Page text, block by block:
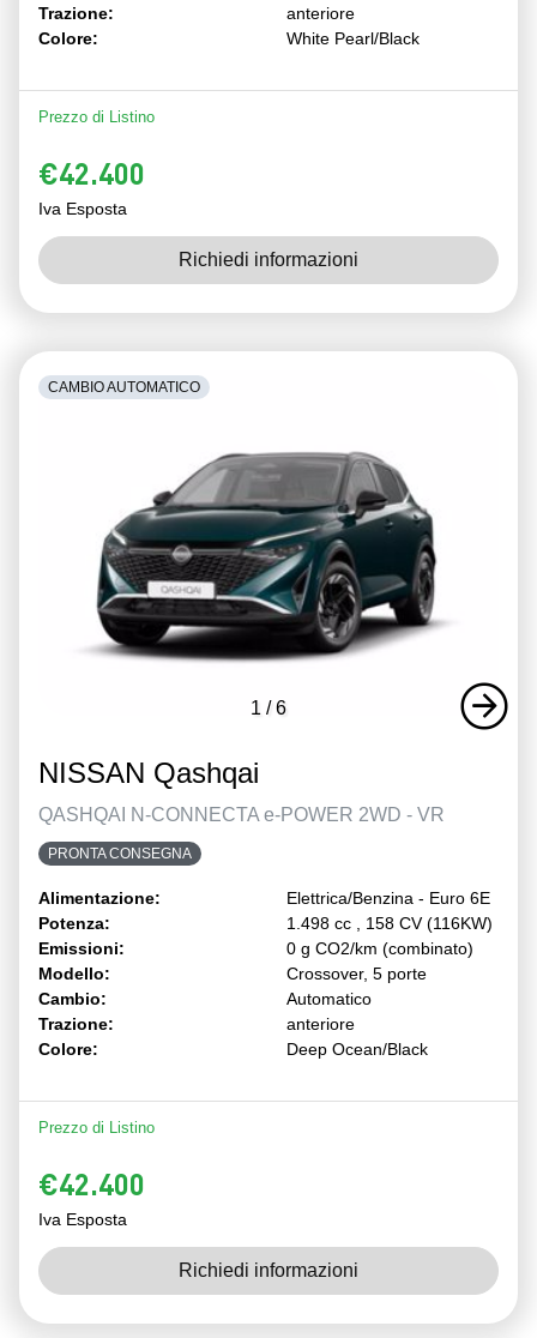
Trazione:
anteriore
Colore:
White Pearl/Black
Prezzo di Listino
€42.400
Iva Esposta
Richiedi informazioni
1 /6
CAMBIO AUTOMATICO
NISSAN Qashqai
QASHQAI N-CONNECTA e-POWER 2WD - VR
PRONTA CONSEGNA
Alimentazione:
Elettrica/Benzina - Euro 6E
Potenza:
1.498 cc , 158 CV (116KW)
Emissioni:
0 g CO2/km (combinato)
Modello:
Crossover, 5 porte
Cambio:
Automatico
Trazione:
anteriore
Colore:
Deep Ocean/Black
Prezzo di Listino
€42.400
Iva Esposta
Richiedi informazioni